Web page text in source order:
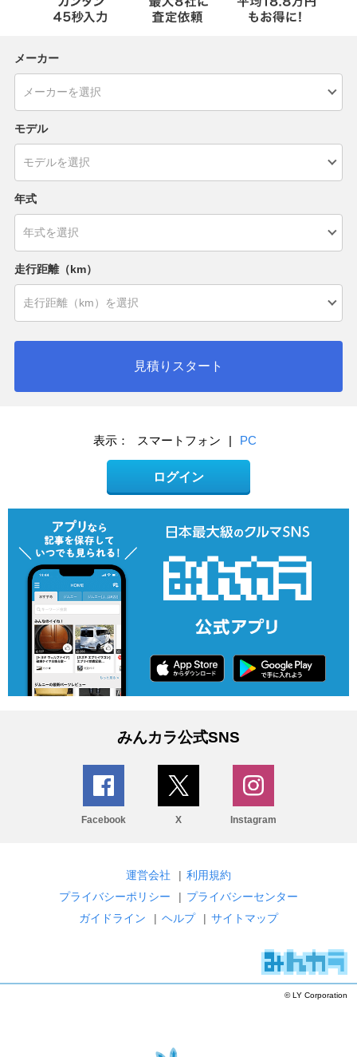
メーカー
モデル
年式
走行距離（km）
見積りスタート
表示： スマートフォン PC
ログイン
みんカラ公式SNS
Facebook X Instagram
運営会社 | 利用規約
プライバシーポリシー
| プライバシーセンター
ガイドライン
| ヘルプ | サイトマップ
© LY Corporation